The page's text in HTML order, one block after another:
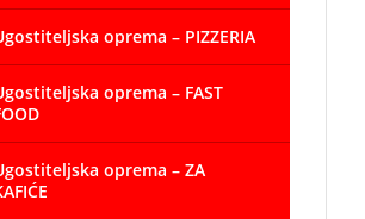
oprema – PIZZERIA
oprema – FAST
oprema – ZA